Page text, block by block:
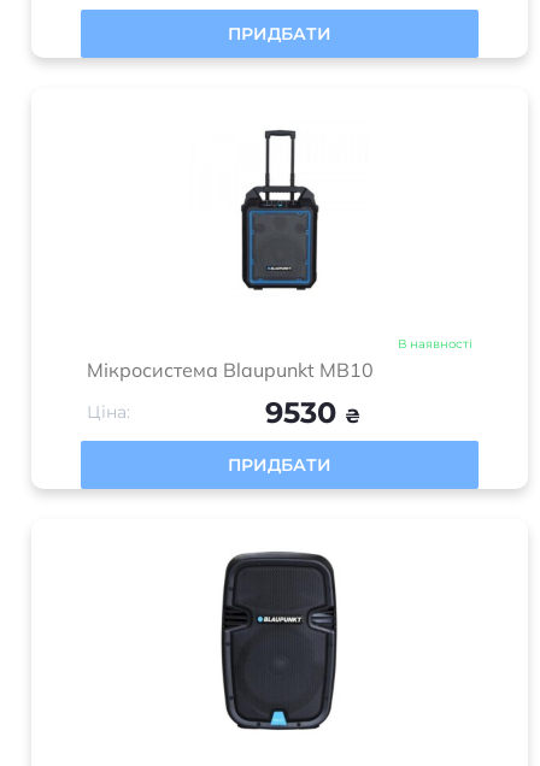
ПРИДБАТИ
В наявності
Мікросистема Blaupunkt MB10
Ціна: 9530 ₴
ПРИДБАТИ